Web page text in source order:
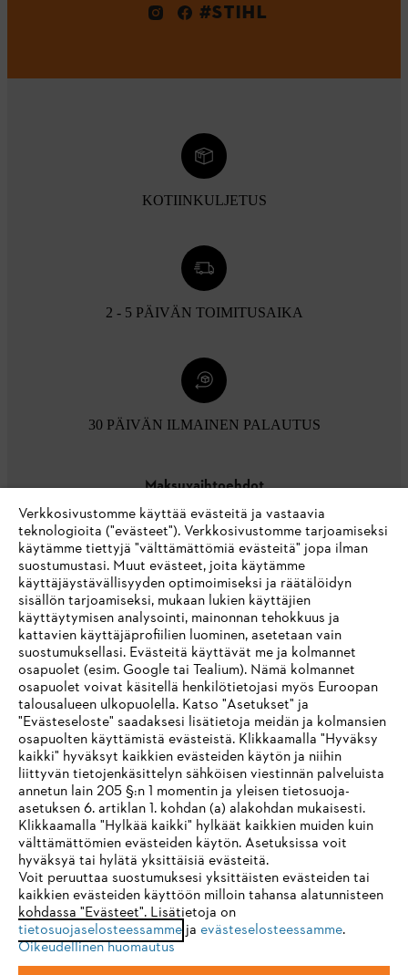
#STIHL
KOTIINKULJETUS
2 - 5 PÄIVÄN TOIMITUSAIKA
30 PÄIVÄN ILMAINEN PALAUTUS
Maksuvaihtoehdot
Yritys
STIHL FAQ
Palvelut
Yleiset ehdot Tietosuojakäytäntö Impressum
Evästeet Takuuehdot Oikeudelliset tiedot
IHR BROWSER WIRD NICHT
UNTERSTÜTZT
Sie nutzen einen Browser, den wir noch nicht unterstützen. Für
eine optimale Nutzung unserer Seite empfehlen wir Ihnen, zu
einem der folgenden Browser zu wechseln:
Firefox Chrome
Verkkosivustomme käyttää evästeitä ja vastaavia
teknologioita ("evästeet"). Verkkosivustomme tarjoamiseksi
käytämme tiettyjä "välttämättömiä evästeitä" jopa ilman
suostumustasi. Muut evästeet, joita käytämme
käyttäjäystävällisyyden optimoimiseksi ja räätälöidyn
sisällön tarjoamiseksi, mukaan lukien käyttäjien
käyttäytymisen analysointi, mainonnan tehokkuus ja
kattavien käyttäjäprofiilien luominen, asetetaan vain
suostumuksellasi. Evästeitä käyttävät me ja kolmannet
osapuolet (esim. Google tai Tealium). Nämä kolmannet
osapuolet voivat käsitellä henkilötietojasi myös Euroopan
talousalueen ulkopuolella. Katso "Asetukset" ja
"Evästeseloste" saadaksesi lisätietoja meidän ja kolmansien
osapuolten käyttämistä evästeistä. Klikkaamalla "Hyväksy
kaikki" hyväksyt kaikkien evästeiden käytön ja niihin
liittyvän tietojenkäsittelyn sähköisen viestinnän palveluista
annetun lain 205 §:n 1 momentin ja yleisen tietosuoja-
asetuksen 6. artiklan 1. kohdan (a) alakohdan mukaisesti.
Klikkaamalla "Hylkää kaikki" hylkäät kaikkien muiden kuin
välttämättömien evästeiden käytön. Asetuksissa voit
hyväksyä tai hylätä yksittäisiä evästeitä.
Voit peruuttaa suostumuksesi yksittäisten evästeiden tai
kaikkien evästeiden käyttöön milloin tahansa alatunnisteen
kohdassa "Evästeet". Lisätietoja on
tietosuojaselosteessammeja evästeselosteessamme.
Oikeudellinen huomautus